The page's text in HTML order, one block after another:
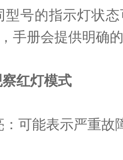
的指示灯状态
手册会提供明确
红灯模式
能表示严重故